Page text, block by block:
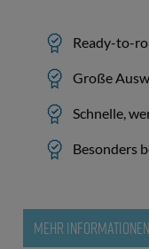
Ready-to-
Große
Schnelle,
Besonders
MEHR INFORMATIONEN